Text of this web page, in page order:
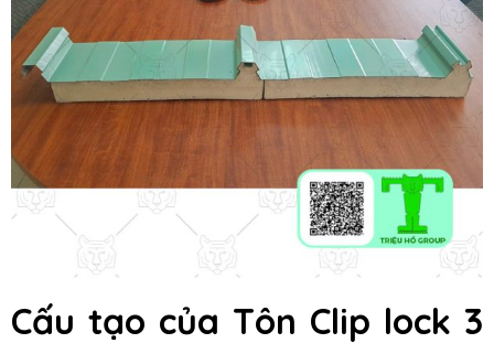
Cấu tạo của Tôn Clip lock 3